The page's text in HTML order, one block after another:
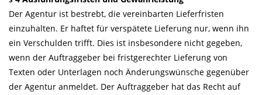
Der Agentur ist bestrebt, die vereinbarten Lieferfristen
einzuhalten. Er haftet für verspätete Lieferung nur, wenn ihn
ein Verschulden trifft. Dies ist insbesondere nicht gegeben,
wenn der Auftraggeber bei fristgerechter Lieferung von
Texten oder Unterlagen noch Änderungswünsche gegenüber
der Agentur anmeldet. Der Auftraggeber hat das Recht auf